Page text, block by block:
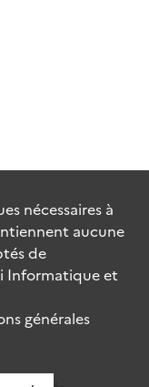
nécessaires à
aucune
de
Informatique et
générales